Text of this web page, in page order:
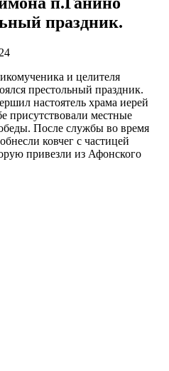
праздник.
и целителя
престольный праздник.
настоятель храма иерей
местные
После службы во время
ковчег с частицей
привезли из Афонского